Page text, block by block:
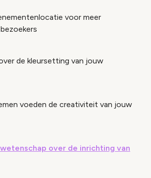
voor meer
de kleursetting van jouw
voeden de creativiteit van jouw
over de inrichting van